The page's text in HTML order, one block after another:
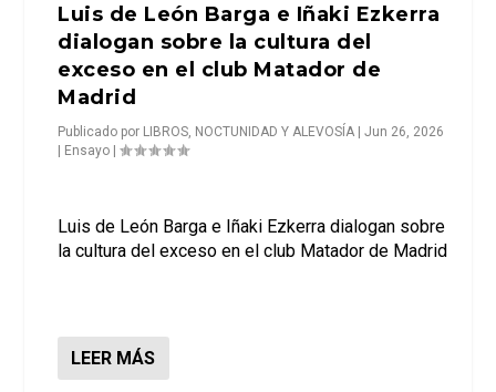
Luis de León Barga e Iñaki Ezkerra
dialogan sobre la cultura del
exceso en el club Matador de
Madrid
Publicado por LIBROS, NOCTUNIDAD Y ALEVOSÍA |Jun 26, 2026
| Ensayo |
Luis de León Barga e Iñaki Ezkerra dialogan sobre
la cultura del exceso en el club Matador de Madrid
LEER MÁS